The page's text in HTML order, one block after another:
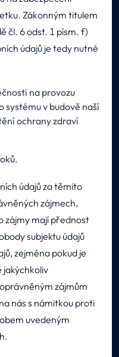
Zákonným titulem
čl. 6 odst. 1 písm. f)
údajů je tedy nutné
na provozu
v budově naší
ochrany zdraví
údajů za těmito
zájmech,
zájmy mají přednost
subjektu údajů
zejména pokud je
jakýchkoliv
zájmům
nás s námitkou proti
uvedeným